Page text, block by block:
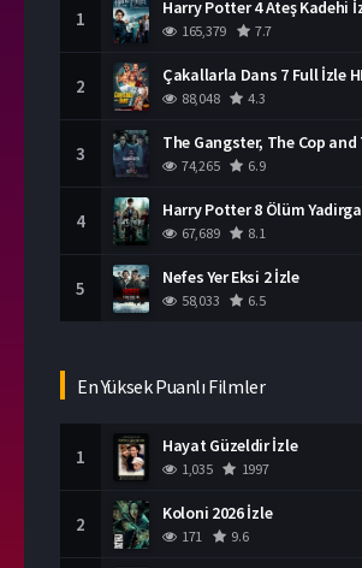
1 Harry Potter 4 Ateş Kadehi
165,379 7.7
2 Çakallarla Dans 7 Full İzle
88,048 4.3
3
74,265 6.9
4
67,689 8.1
5 Nefes Yer Eksi 2 İzle
58,033 6.5
En Yüksek Puanlı Filmler
1 Hayat Güzeldir İzle
1,035 1997
2 Koloni 2026 İzle
171 9.6